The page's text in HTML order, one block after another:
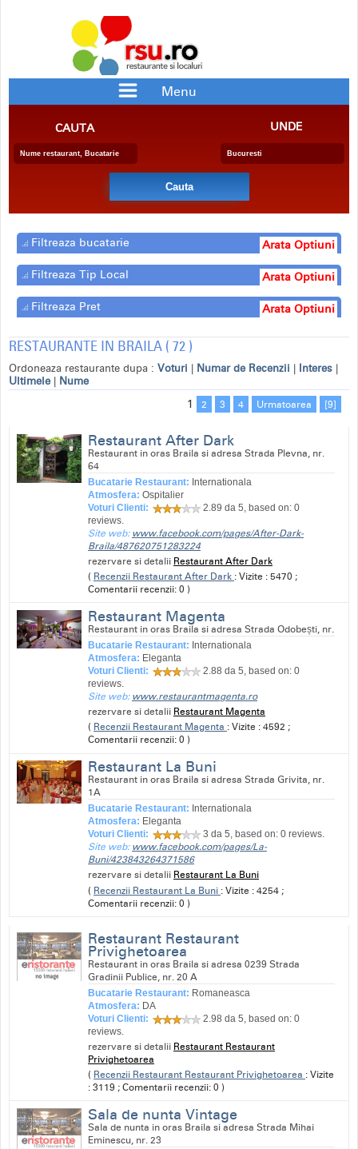
Menu
BAR/PUB
RESTAURANTE CU SPECIFIC
PENSIUNE
BERARIE
SALA EVENIMENTE
FAST FOOD
CATERING
CAUTA UNDE
Filtreaza bucatarie Arata Optiuni
Filtreaza Tip Local Arata Optiuni
Filtreaza Pret Arata Optiuni
RESTAURANTE IN BRAILA ( 72 )
Ordoneaza restaurante dupa : Voturi | Numar de Recenzii | Interes |
Ultimele | Nume
1 2 3 4 Urmatoarea [9]
Restaurant After Dark
Restaurant in oras Braila si adresa Strada Plevna, nr.
64
Bucatarie Restaurant: Internationala
Atmosfera:Ospitalier
Voturi Clienti:
2.89 da 5, based on:0
reviews.
Site web: www.facebook.com/pages/After-Dark-
Braila/487620751283224
rezervare si detalii Restaurant After Dark
( Recenzii Restaurant After Dark : Vizite : 5470 ;
Comentarii recenzii: 0 )
Restaurant Magenta
Restaurant in oras Braila si adresa Strada Odobești, nr.
Bucatarie Restaurant: Internationala
Atmosfera: Eleganta
Voturi Clienti:
2.88 da 5, based on:0
reviews.
Site web: www.restaurantmagenta.ro
rezervare si detalii Restaurant Magenta
( Recenzii Restaurant Magenta : Vizite : 4592 ;
Comentarii recenzii: 0 )
Restaurant La Buni
Restaurant in oras Braila si adresa Strada Grivita, nr.
1A
Bucatarie Restaurant: Internationala
Atmosfera: Eleganta
Voturi Clienti:
3 da 5, based on:0 reviews.
Site web: www.facebook.com/pages/La-
Buni/423843264371586
rezervare si detalii Restaurant La Buni
( Recenzii Restaurant La Buni : Vizite : 4254 ;
Comentarii recenzii: 0 )
Restaurant Restaurant
Privighetoarea
Restaurant in oras Braila si adresa 0239 Strada
Gradinii Publice, nr. 20 A
Bucatarie Restaurant: Romaneasca
Atmosfera: DA
Voturi Clienti:
2.98 da 5, based on:0
reviews.
rezervare si detalii Restaurant Restaurant
Privighetoarea
( Recenzii Restaurant Restaurant Privighetoarea : Vizite
: 3119 ; Comentarii recenzii: 0 )
Sala de nunta Vintage
Sala de nunta in oras Braila si adresa Strada Mihai
Eminescu, nr. 23